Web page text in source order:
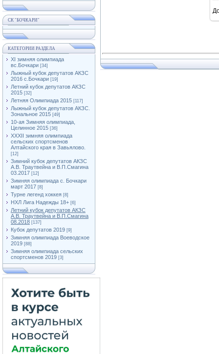
СК "БОЧКАРИ"
КАТЕГОРИИ РАЗДЕЛА
XI зимняя олимпиада
вс.Бочкари [34]
Лыжный кубок депутатов АКЗС
2016 с.Бочкари [19]
Летний кубок депутатов АКЗС
2015 [32]
Летняя Олимпиада 2015 [117]
Лыжный кубок депутатов АКЗС.
Зональное 2015 [49]
10-ая Зимняя олимпиада,
Целинное 2015 [36]
XXXII зимняя олимпиада
сельских спортсменов
Алтайского края в Завьялово.
[12]
Зимний кубок депутатов АКЗС
А.В. Траутвейна и В.П.Смагина
03.2017 [12]
Зимняя олимпиада с. Бочкари
март 2017 [8]
Турне легенд хоккея [8]
НХЛ Лига Надежды 18+ [6]
Летний кубок депутатов АКЗС
А.В. Траутвейна и В.П.Смагина
08.2018 [137]
Кубок депутатов 2019 [9]
Зимняя олимпиада Воеводское
2019 [88]
Зимняя олимпиада сельских
спортсменов 2019 [3]